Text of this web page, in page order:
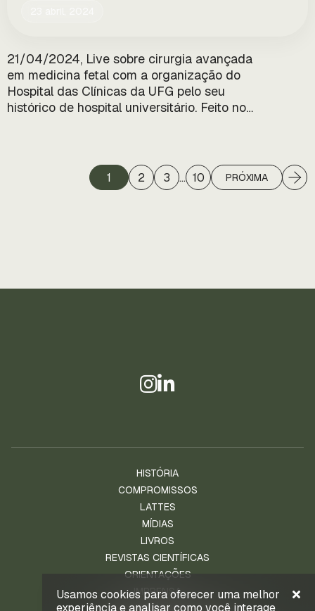
Usamos cookies para oferecer uma melhor
experiência e analisar como você interage
21/04/2024, Live sobre cirurgia avançada
em medicina fetal com a organização do
Hospital das Clínicas da UFG pelo seu
histórico de hospital universitário. Feito no
docente Dr. Waldemar Naves do Amaral, Prof.
Dr. Washington Luiz , Prof. Dr. José Garcia e
1 2 3 … 10 PRÓXIMA
HISTÓRIA
COMPROMISSOS
LATTES
MÍDIAS
LIVROS
REVISTAS CIENTÍFICAS
ORIENTAÇÕES
IMPRENSA
NOTÍCIAS